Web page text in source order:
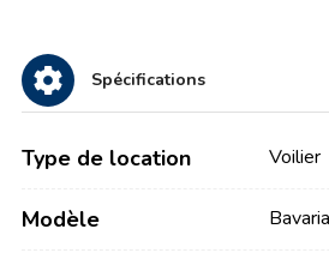
Spécifications
Type de location Voilier
Modèle